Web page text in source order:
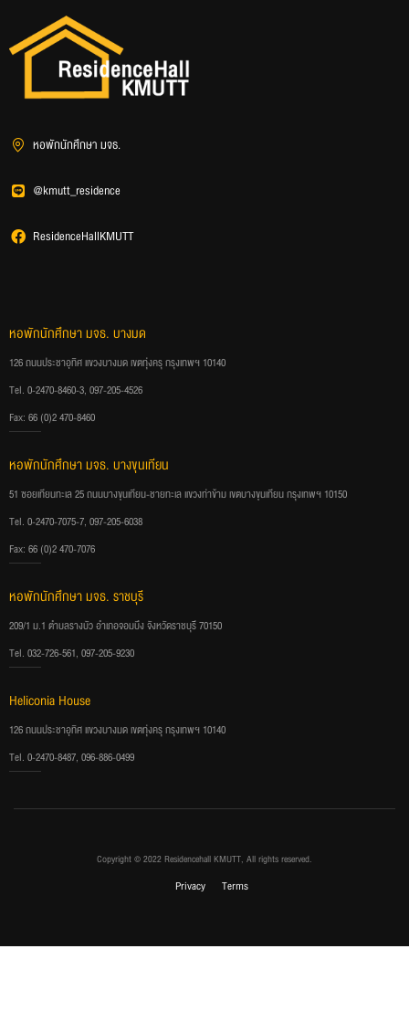
หอพักนักศึกษา มจธ.
@kmutt_residence
ResidenceHallKMUTT
หอพักนักศึกษา มจธ. บางมด
126 ถนนประชาอุทิศ แขวงบางมด เขตทุ่งครุ กรุงเทพฯ 10140
Tel. 0-2470-8460-3, 097-205-4526
Fax: 66 (0)2 470-8460
หอพักนักศึกษา มจธ. บางขุนเทียน
51 ซอยเทียนทะเล 25 ถนนบางขุนเทียน-ชายทะเล แขวงท่าข้าม เขตบางขุนเทียน กรุงเทพฯ 10150
Tel. 0-2470-7075-7, 097-205-6038
Fax: 66 (0)2 470-7076
หอพักนักศึกษา มจธ. ราชบุรี
209/1 ม.1 ตำบลรางบัว อำเภอจอมบึง จังหวัดราชบุรี 70150
Tel. 032-726-561, 097-205-9230
Heliconia House
126 ถนนประชาอุทิศ แขวงบางมด เขตทุ่งครุ กรุงเทพฯ 10140
Tel. 0-2470-8487, 096-886-0499
Copyright © 2022 Residencehall KMUTT, All rights reserved.
Privacy Terms